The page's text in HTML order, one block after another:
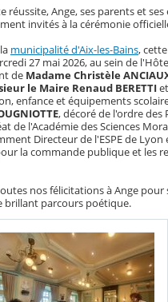
réussite, Ange, ses parents et
invités à la cérémonie
municipalité d'Aix-les-Bains,
27 mai 2026, au sein de
de Madame Christèle
le Maire Renaud BERETTI
enfance et équipements
, décoré de l'ordre des
de l'Académie des Sciences
Directeur de l'ESPE de Lyon
la commande publique et les
nos félicitations à Ange pour
brillant parcours poétique.